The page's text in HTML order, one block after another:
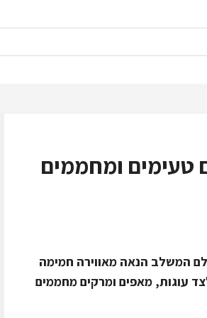
טעימים ומחממים
המשלב הנאה מאווירה חמימה
עוגות, מאפים ומרקים מחממים